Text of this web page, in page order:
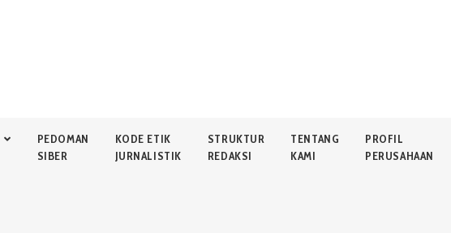
PEDOMAN
SIBER
KODE ETIK
JURNALISTIK
STRUKTUR
REDAKSI
TENTANG
KAMI
PROFIL
PERUSAHAAN